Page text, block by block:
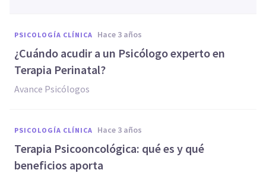
PSICOLOGÍA CLÍNICA hace 3 años
¿Cuándo acudir a un Psicólogo experto en
Terapia Perinatal?
Avance Psicólogos
PSICOLOGÍA CLÍNICA hace 3 años
Terapia Psicooncológica: qué es y qué
beneficios aporta